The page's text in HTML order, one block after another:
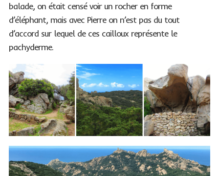
balade, on était censé voir un rocher en forme
d’éléphant, mais avec Pierre on n’est pas du tout
d’accord sur lequel de ces cailloux représente le
pachyderme.